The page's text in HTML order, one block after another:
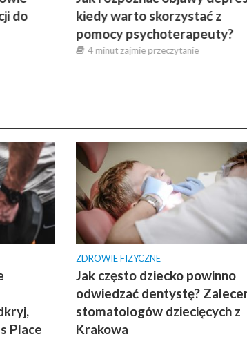
do
kiedy warto skorzystać z
pomocy psychoterapeuty?
4 minut zajmie przeczytanie
Place
ZDROWIE FIZYCZNE
Jak często dziecko powinno
odwiedzać dentystę?
stomatologów dziecięcych z
Krakowa